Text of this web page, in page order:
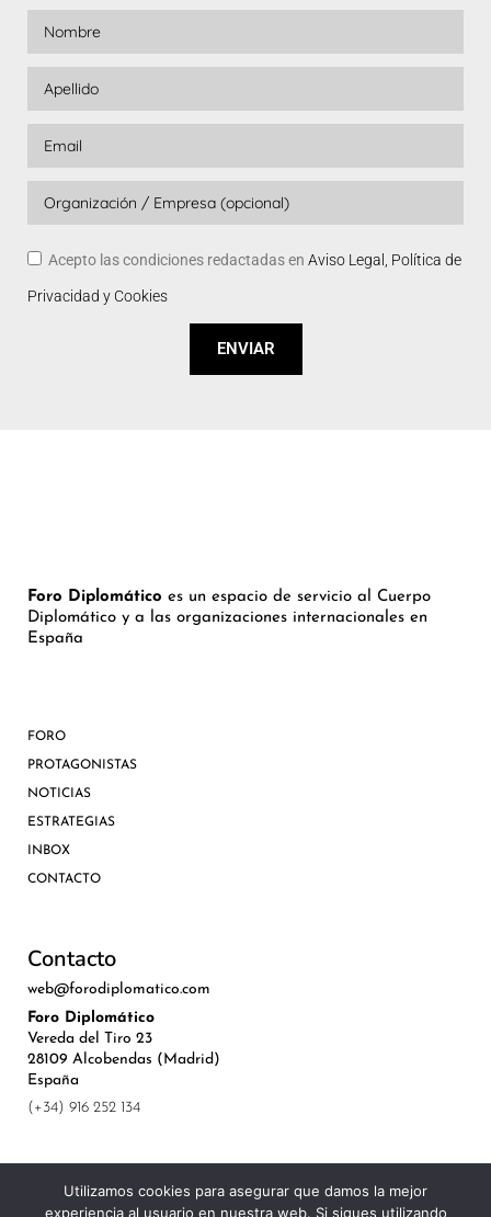
Acepto las condiciones redactadas en Aviso Legal, Política de
Privacidad y Cookies
ENVIAR
Foro Diplomático es un espacio de servicio al Cuerpo
Diplomático y a las organizaciones internacionales en
España
FORO
PROTAGONISTAS
NOTICIAS
ESTRATEGIAS
INBOX
CONTACTO
Contacto
web@forodiplomatico.com
Foro Diplomático
Vereda del Tiro 23
28109 Alcobendas (Madrid)
España
(+34) 916 252 134
Utilizamos cookies para asegurar que damos la mejor
experiencia al usuario en nuestra web. Si sigues utilizando